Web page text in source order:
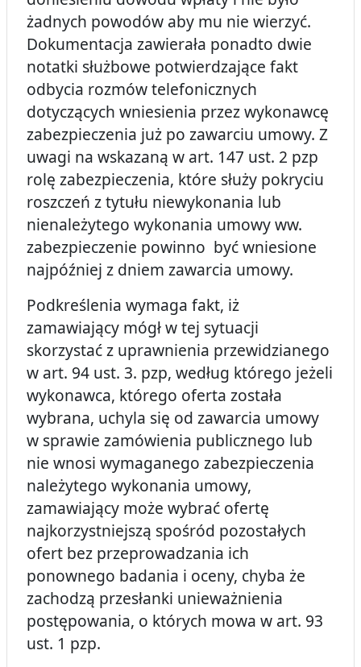
żadnych powodów aby mu nie wierzyć.
Dokumentacja zawierała ponadto dwie
notatki służbowe potwierdzające fakt
odbycia rozmów telefonicznych
dotyczących wniesienia przez wykonawcę
zabezpieczenia już po zawarciu umowy. Z
uwagi na wskazaną w art. 147 ust. 2 pzp
rolę zabezpieczenia, które służy pokryciu
roszczeń z tytułu niewykonania lub
nienależytego wykonania umowy ww.
zabezpieczenie powinno być wniesione
najpóźniej z dniem zawarcia umowy.
Podkreślenia wymaga fakt, iż
zamawiający mógł w tej sytuacji
skorzystać z uprawnienia przewidzianego
w art. 94 ust. 3. pzp, według którego jeżeli
wykonawca, którego oferta została
wybrana, uchyla się od zawarcia umowy
w sprawie zamówienia publicznego lub
nie wnosi wymaganego zabezpieczenia
należytego wykonania umowy,
zamawiający może wybrać ofertę
najkorzystniejszą spośród pozostałych
ofert bez przeprowadzania ich
ponownego badania i oceny, chyba że
zachodzą przesłanki unieważnienia
postępowania, o których mowa w art. 93
ust. 1 pzp.